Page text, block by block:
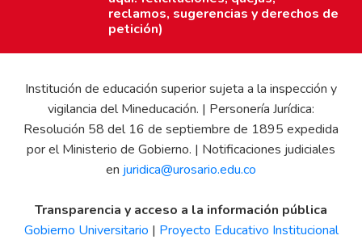
reclamos, sugerencias y derechos de
petición)
Institución de educación superior sujeta a la inspección y
vigilancia del Mineducación. | Personería Jurídica:
Resolución 58 del 16 de septiembre de 1895 expedida
por el Ministerio de Gobierno. | Notificaciones judiciales
en juridica@urosario.edu.co
Transparencia y acceso a la información pública
Gobierno Universitario | Proyecto Educativo Institucional